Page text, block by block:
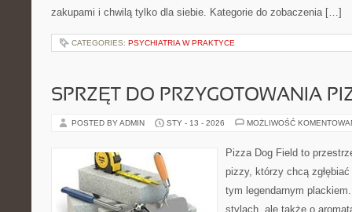
zakupami i chwilą tylko dla siebie. Kategorie do zobaczenia […]
CATEGORIES: PSYCHIATRIA W PRAKTYCE
SPRZĘT DO PRZYGOTOWANIA
POSTED BY ADMIN STY - 13 - 2026 MOŻLIWOŚĆ
Pizza Dog Field to
pizzy, którzy chcą
tym legendarnym
stylach, ale także o